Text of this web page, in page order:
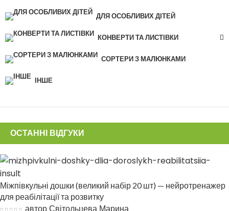
ДЛЯ ОСОБЛИВИХ ДІТЕЙ
КОНВЕРТИ ТА ЛИСТІВКИ
СОРТЕРИ З МАЛЮНКАМИ
ІНШЕ
ОСТАННІ ВІДГУКИ
Міжпівкульні дошки (великий набір 20 шт) — нейротренажер
для реабілітації та розвитку